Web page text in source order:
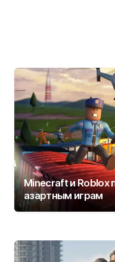
Minecraft и Roblox
азартным играм